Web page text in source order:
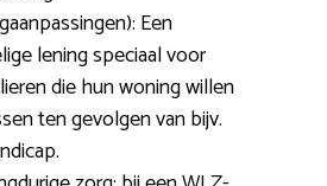
Een
lening speciaal voor
die hun woning willen
ten gevolgen van bijv.